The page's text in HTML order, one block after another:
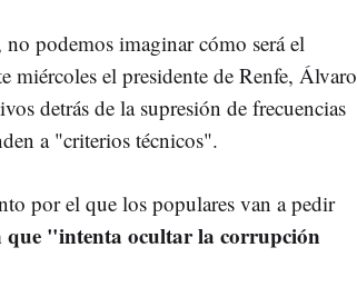
podemos imaginar cómo será el
miércoles el presidente de Renfe, Álvaro
detrás de la supresión de frecuencias
a "criterios técnicos".
por el que los populares van a pedir
que "intenta ocultar la corrupción